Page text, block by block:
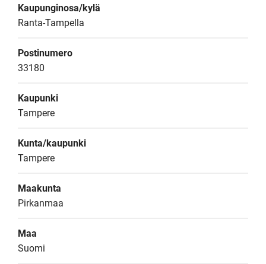
Kaupunginosa/kylä
Ranta-Tampella
Postinumero
33180
Kaupunki
Tampere
Kunta/kaupunki
Tampere
Maakunta
Pirkanmaa
Maa
Suomi